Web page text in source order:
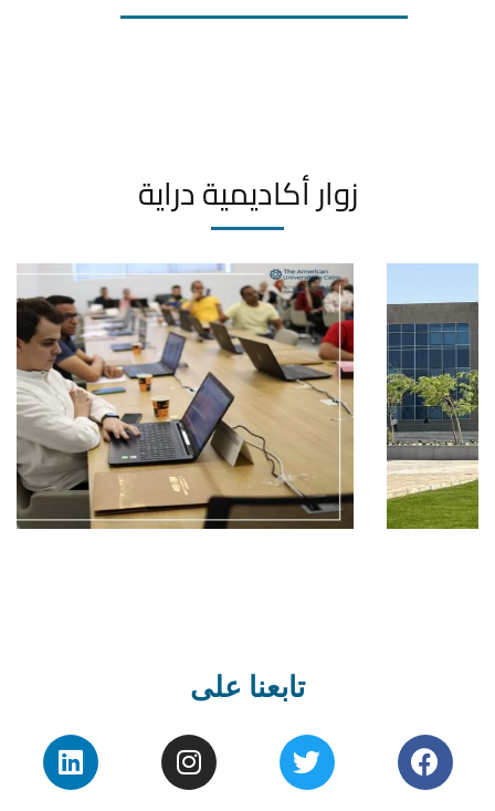
زوار أكاديمية دراية
تابعنا على